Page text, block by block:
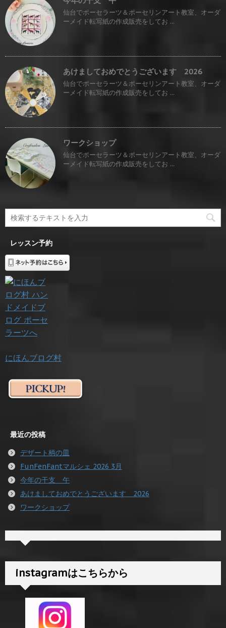
仙台でポーセラーツ＆ポーセリンアート教室、オーダ
ーメイド転写紙の作成販売をしてお ...
あけましておめでとうございます 2026
仙台でポーセラーツ＆ポーセリンアート教室、オーダ
ーメイド転写紙の作成販売をしてお ...
ワークショップ
仙台でポーセラーツ＆ポーセリンアート教室、オーダ
ーメイド転写紙の作成販売をしてお ...
レッスン予約
にほんブログ村
最近の投稿
デザート柄の皿
FunFenFantマルシェ 2026 3月
今年の干支 午
あけましておめでとうございます 2026
ワークショップ
instagramはこちらから